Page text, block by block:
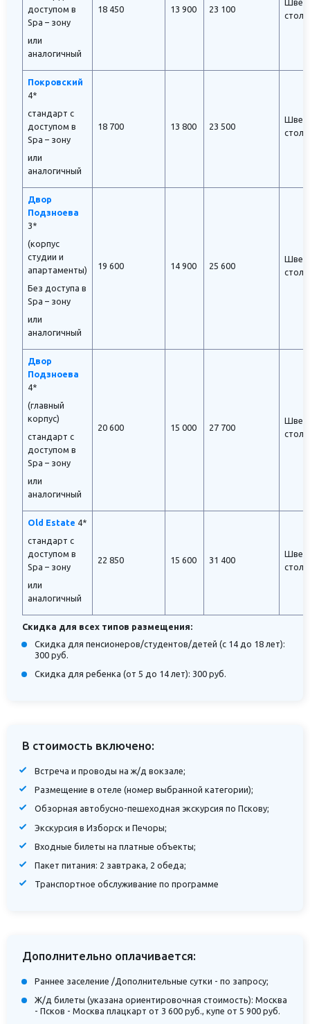
доступом в
Spa – зону
или
аналогичный
18 450 13 900 23 100
стол
Покровский
4*
стандарт с
доступом в
Spa – зону
или
аналогичный
18 700 13 800 23 500
стол
Двор
Подзноева
3*
(корпус
студии и
апартаменты)
Без доступа в
Spa – зону
или
аналогичный
19 600 14 900 25 600
стол
Двор
Подзноева
4*
(главный
корпус)
стандарт с
доступом в
Spa – зону
или
аналогичный
20 600 15 000 27 700
стол
Old Estate 4*
стандарт с
доступом в
Spa – зону
или
аналогичный
22 850 15 600 31 400
стол
Скидка для всех типов размещения:
Скидка для пенсионеров/студентов/детей (с 14 до 18 лет):
300 руб.
Скидка для ребенка (от 5 до 14 лет): 300 руб.
В стоимость включено:
Встреча и проводы на ж/д вокзале;
Размещение в отеле (номер выбранной категории);
Обзорная автобусно-пешеходная экскурсия по Пскову;
Экскурсия в Изборск и Печоры;
Входные билеты на платные объекты;
Пакет питания: 2 завтрака, 2 обеда;
Транспортное обслуживание по программе
Дополнительно оплачивается:
Раннее заселение /Дополнительные сутки - по запросу;
Ж/д билеты (указана ориентировочная стоимость): Москва
- Псков - Москва плацкарт от 3 600 руб., купе от 5 900 руб.